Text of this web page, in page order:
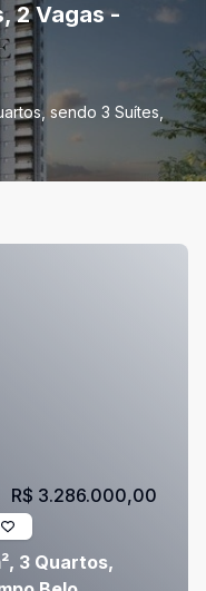
2 Vagas -
sendo 3 Suítes,
3 Quartos,
R$ 3.286.000,00